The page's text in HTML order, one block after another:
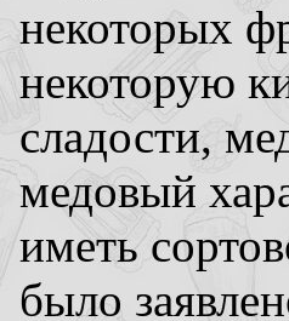
некоторых
некоторую
сладости,
медовый
иметь
было